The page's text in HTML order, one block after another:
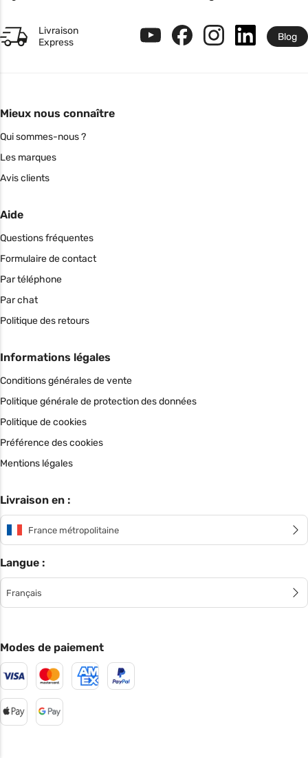
Livraison
Express
Blog
Mieux nous connaître
Qui sommes-nous ?
Les marques
Avis clients
Aide
Questions fréquentes
Formulaire de contact
Par téléphone
Par chat
Politique des retours
Informations légales
Conditions générales de vente
Politique générale de protection des données
Politique de cookies
Préférence des cookies
Mentions légales
Livraison en :
France métropolitaine
Langue :
Français
Modes de paiement